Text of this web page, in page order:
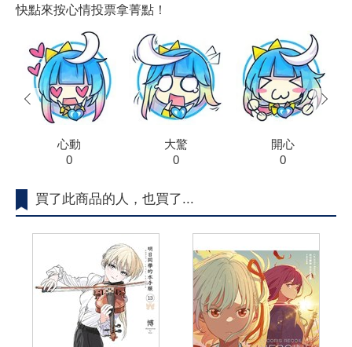
快點來按心情投票拿菁點！
心動
0
大驚
0
開心
0
prev next
買了此商品的人，也買了...